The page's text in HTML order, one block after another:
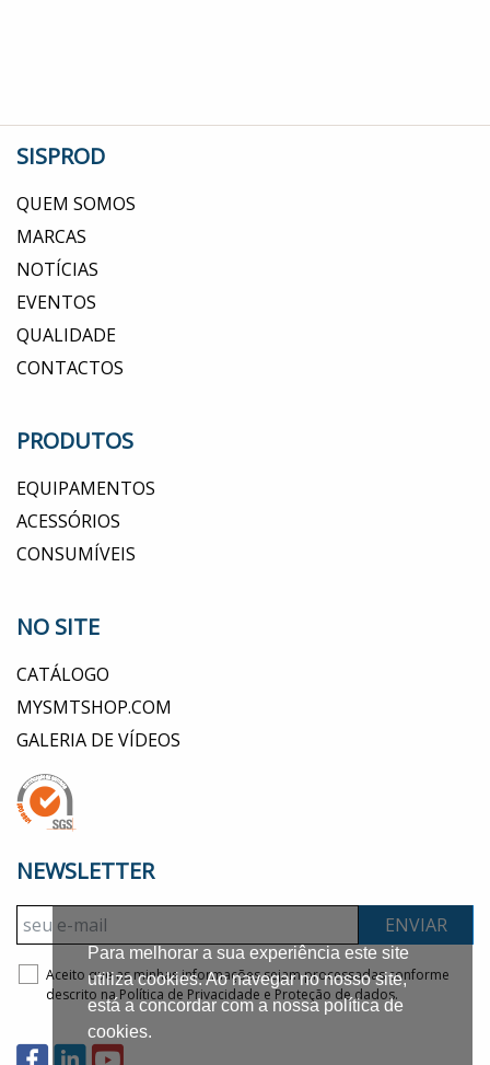
Para melhorar a sua experiência este site
utiliza cookies. Ao navegar no nosso site,
está a concordar com a nossa política de
cookies.
SISPROD
QUEM SOMOS
MARCAS
NOTÍCIAS
EVENTOS
QUALIDADE
CONTACTOS
PRODUTOS
EQUIPAMENTOS
ACESSÓRIOS
CONSUMÍVEIS
NO SITE
CATÁLOGO
MYSMTSHOP.COM
GALERIA DE VÍDEOS
NEWSLETTER
ENVIAR
Aceito que as minhas informações sejam processadas conforme
descrito naPolítica de Privacidade e Proteção de dados.